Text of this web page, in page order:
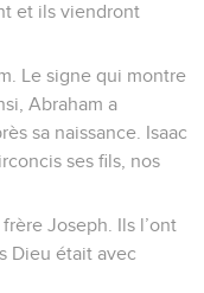
et ils viendront
Le signe qui montre
Abraham a
sa naissance. Isaac
ses fils, nos
Joseph. Ils l’ont
Dieu était avec